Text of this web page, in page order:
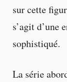
sur cette
s’agit d’une
sophistiqué.
La série